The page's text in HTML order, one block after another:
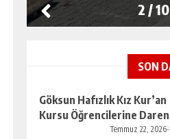
2 /10
SON
Göksun Hafızlık Kız Kur’an
Kursu Öğrencilerine
Temmuz 22,